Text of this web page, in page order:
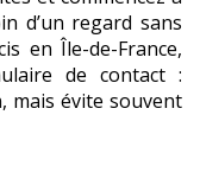
d’un regard sans
en Île-de-France,
de contact :
mais évite souvent